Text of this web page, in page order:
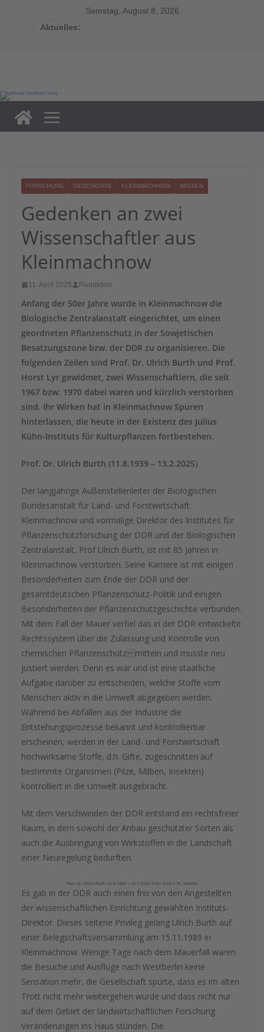
Samstag, August 8, 2026
Aktuelles:
FORSCHUNG GESCHICHTE KLEINMACHNOW WISSEN
Gedenken an zwei
Wissenschaftler aus
Kleinmachnow
11. April 2025 Redaktion
Anfang der 50er Jahre wurde in Kleinmachnow die
Biologische Zentralanstalt eingerichtet, um einen
geordneten Pflanzenschutz in der Sowjetischen
Besatzungszone bzw. der DDR zu organisieren. Die
folgenden Zeilen sind Prof. Dr. Ulrich Burth und Prof.
Horst Lyr gewidmet, zwei Wissenschaftlern, die seit
1967 bzw. 1970 dabei waren und kürzlich verstorben
sind. Ihr Wirken hat in Kleinmachnow Spuren
hinterlassen, die heute in der Existenz des Julius
Kühn-Instituts für Kulturpflanzen fortbestehen.
Prof. Dr. Ulrich Burth (11.8.1939 – 13.2.2025)
Der langjährige Außenstellenleiter der Biologischen
Bundesanstalt für Land- und Forstwirtschaft
Kleinmachnow und vormalige Direktor des Institutes für
Pflanzenschutzforschung der DDR und der Biologischen
Zentralanstalt, Prof Ulrich Burth, ist mit 85 Jahren in
Kleinmachnow verstorben. Seine Karriere ist mit einigen
Besonderheiten zum Ende der DDR und der
gesamtdeutschen Pflanzenschutz-Politik und einigen
Besonderheiten der Pflanzenschutzgeschichte verbunden.
Mit dem Fall der Mauer verfiel das in der DDR entwickelte
Rechtssystem über die Zulassung und Kontrolle von
chemischen Pflanzenschutzmitteln und musste neu
justiert werden. Denn es war und ist eine staatliche
Aufgabe darüber zu entscheiden, welche Stoffe vom
Menschen aktiv in die Umwelt abgegeben werden.
Während bei Abfällen aus der Industrie die
Entstehungsprozesse bekannt und kontrollierbar
erscheinen, werden in der Land- und Forstwirtschaft
hochwirksame Stoffe, d.h. Gifte, zugeschnitten auf
bestimmte Organismen (Pilze, Milben, Insekten)
kontrolliert in die Umwelt ausgebracht.
Mit dem Verschwinden der DDR entstand ein rechtsfreier
Raum, in dem sowohl der Anbau geschützter Sorten als
auch die Ausbringung von Wirkstoffen in die Landschaft
einer Neuregelung bedurften.
Prof. Dr. Ulrich Burth (11.8.1939 – 13.2.2025) Foto: Axel C.W. Mueller
Es gab in der DDR auch einen frei von den Angestellten
der wissenschaftlichen Einrichtung gewählten Instituts-
Direktor. Dieses seltene Privileg gelang Ulrich Burth auf
einer Belegschaftsversammlung am 15.11.1989 in
Kleinmachnow. Wenige Tage nach dem Mauerfall waren
die Besuche und Ausflüge nach Westberlin keine
Sensation mehr, die Gesellschaft spürte, dass es im alten
Trott nicht mehr weitergehen würde und dass nicht nur
auf dem Gebiet der landwirtschaftlichen Forschung
Veränderungen ins Haus stünden. Die